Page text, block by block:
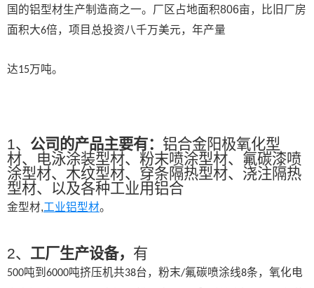
国的铝型材生产制造商之一。 厂区占地面积806亩，比旧厂房
面积大6倍，项目总投资八千万美元，年产量
达15万吨。
1、 公司的产品主要有： 铝合金阳极氧化型
材、电泳涂装型材、粉末喷涂型材、氟碳漆喷
涂型材、木纹型材、穿条隔热型材、浇注隔热
型材、以及各种工业用铝合
金型材,工业铝型材。
2、 工厂生产设备， 有
500吨到 6000吨挤压机共38台，粉末/氟碳喷涂线8条，氧化电